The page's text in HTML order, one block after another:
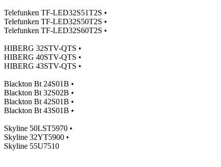
Telefunken TF-LED32S51T2S •
Telefunken TF-LED32S50T2S •
Telefunken TF-LED32S60T2S •
HIBERG 32STV-QTS •
HIBERG 40STV-QTS •
HIBERG 43STV-QTS •
Blackton Bt 24S01B •
Blackton Bt 32S02B •
Blackton Bt 42S01B •
Blackton Bt 43S01B •
Skyline 50LST5970 •
Skyline 32YT5900 •
Skyline 55U7510